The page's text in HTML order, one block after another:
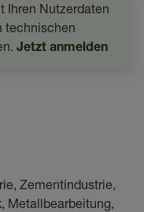
Ihren Nutzerdaten
technischen
Jetzt anmelden
Zementindustrie,
Metallbearbeitung,